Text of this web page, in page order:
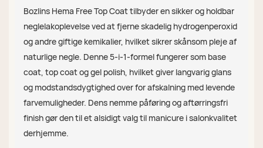
Bozlins Hema Free Top Coat tilbyder en sikker og holdbar
neglelakoplevelse ved at fjerne skadelig hydrogenperoxid
og andre giftige kemikalier, hvilket sikrer skånsom pleje af
naturlige negle. Denne 5-i-1-formel fungerer som base
coat, top coat og gel polish, hvilket giver langvarig glans
og modstandsdygtighed over for afskalning med levende
farvemuligheder. Dens nemme påføring og aftørringsfri
finish gør den til et alsidigt valg til manicure i salonkvalitet
derhjemme.